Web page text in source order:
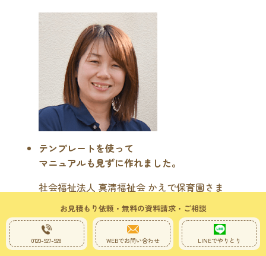
お見積もり依頼・無料の資料請求・ご相談
0120-927-928 WEBでお問い合わせ LINEでやりとり
テンプレートを使って
マニュアルも見ずに作れました。
社会福祉法人 真清福祉会 かえで保育園さま